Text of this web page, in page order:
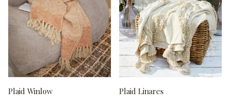
Plaid Winlow Plaid Linares